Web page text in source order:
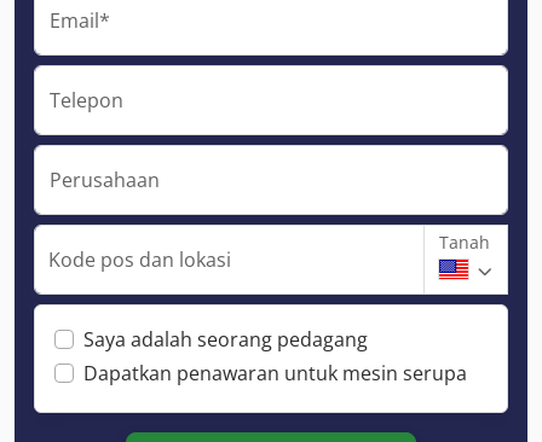
Email*
Telepon
Perusahaan
Kode pos dan lokasi
Tanah
Saya adalah seorang pedagang
Dapatkan penawaran untuk mesin serupa